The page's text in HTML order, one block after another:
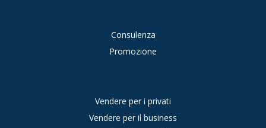
Consulenza
Promozione
Vendere per i privati
Vendere per il business